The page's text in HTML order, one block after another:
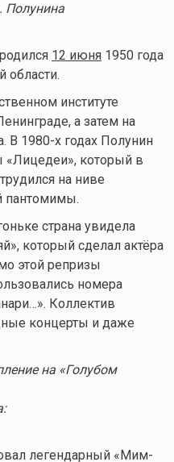
Полунина
12 июня1950 года
области.
институте
а затем на
В 1980-х годах Полунин
«Лицедеи», который в
на ниве
пантомимы.
страна увидела
который сделал актёра
этой репризы
номера
Коллектив
концерты и даже
на «Голубом
легендарный «Мим-